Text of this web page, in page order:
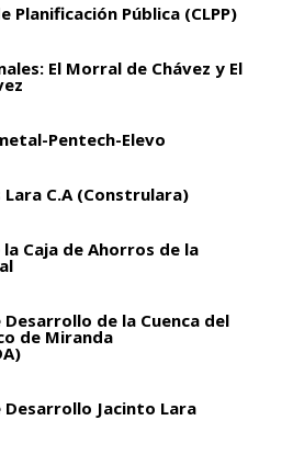
Planificación Pública (CLPP)
El Morral de Chávez y El
Pentech-Elevo
C.A (Construlara)
Caja de Ahorros de la
de la Cuenca del
de Miranda
Jacinto Lara